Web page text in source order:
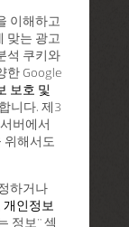
이해하고
맞는 광고
석 쿠키와
한 Google
보호 및
니다. 제3
버에서
위해서도
하거나
개인정보
정보" 섹